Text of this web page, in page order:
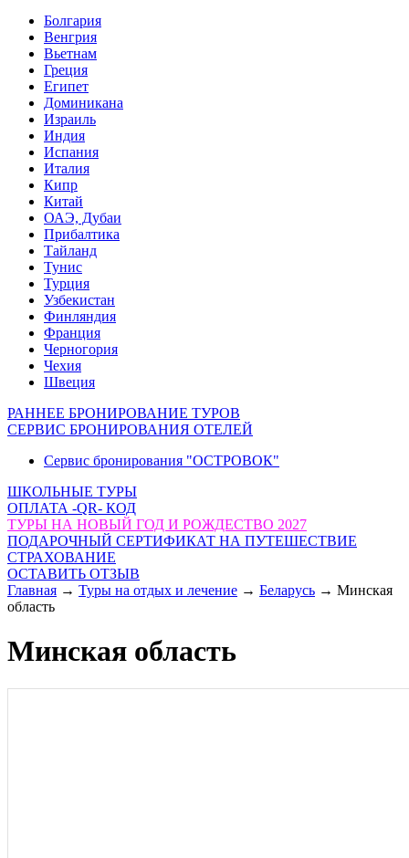
Болгария
Венгрия
Вьетнам
Греция
Египет
Доминикана
Израиль
Индия
Испания
Италия
Кипр
Китай
ОАЭ, Дубаи
Прибалтика
Тайланд
Тунис
Турция
Узбекистан
Финляндия
Франция
Черногория
Чехия
Швеция
РАННЕЕ БРОНИРОВАНИЕ ТУРОВ
СЕРВИС БРОНИРОВАНИЯ ОТЕЛЕЙ
Сервис бронирования "ОСТРОВОК"
ШКОЛЬНЫЕ ТУРЫ
ОПЛАТА -QR- КОД
ТУРЫ НА НОВЫЙ ГОД И РОЖДЕСТВО 2027
ПОДАРОЧНЫЙ СЕРТИФИКАТ НА ПУТЕШЕСТВИЕ
СТРАХОВАНИЕ
ОСТАВИТЬ ОТЗЫВ
Главная → Туры на отдых и лечение → Беларусь → Минская
область
Минская область